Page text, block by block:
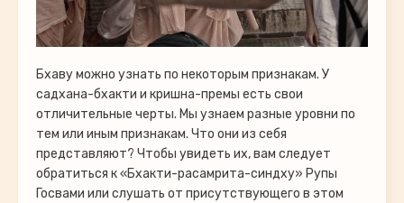
Бхаву можно узнать по некоторым признакам. У
садхана-бхакти и кришна-премы есть свои
отличительные черты. Мы узнаем разные уровни по
тем или иным признакам. Что они из себя
представляют? Чтобы увидеть их, вам следует
обратиться к «Бхакти-расамрита-синдху» Рупы
Госвами или слушать от присутствующего в этом